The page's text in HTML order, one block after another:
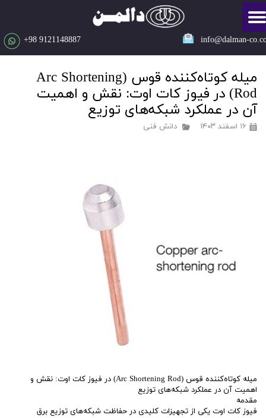
​​​​9121148887 98+ info@dalman-
میله کوتاه‌کننده قوس (Arc Shortening
Rod) در فیوز کات اوت: نقش و اهمیت
آن در عملکرد شبکه‌های توزیع
۱۶ اسفند ۱۴۰۳ دانش فنی
میله کوتاه‌کننده قوس (Arc Shortening Rod) در فیوز کات اوت: نقش و
اهمیت آن در عملکرد شبکه‌های توزیع
مقدمه
فیوز کات اوت یکی از تجهیزات کلیدی در حفاظت شبکه‌های توزیع برق